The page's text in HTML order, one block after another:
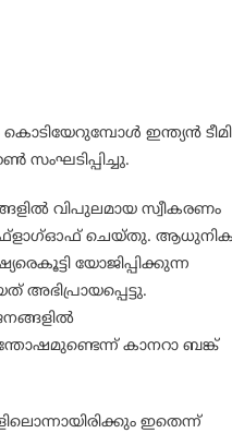
ഇന്ത്യൻ
സംഘടിപ്പിച്ചു.
വിപുലമായ സ്വീകരണം
ഫ്ളാഗ്ഓഫ് ചെയ്തു.
യോജിപ്പിക്കുന്ന
കാനറാ ബങ്ക്
ഇതെന്ന്